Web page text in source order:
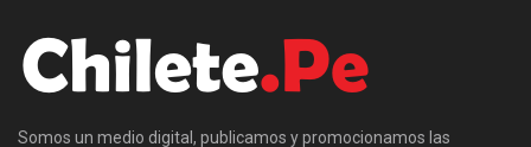
Somos un medio digital, publicamos y promocionamos las